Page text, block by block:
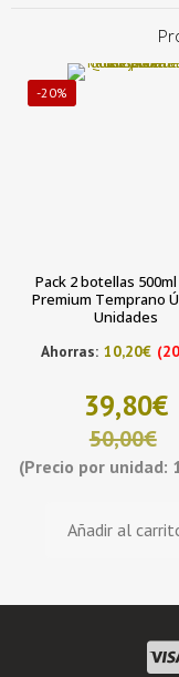
-20%
Pack 2 botellas 500ml
Premium Temprano
Unidades
(Precio por unidad:
50,00€
precio
original
39,80€
precio
actual
Ahorras: 10,20€
Añadir al